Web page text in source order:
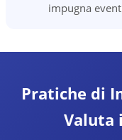
impugna
Pratiche di
Valuta